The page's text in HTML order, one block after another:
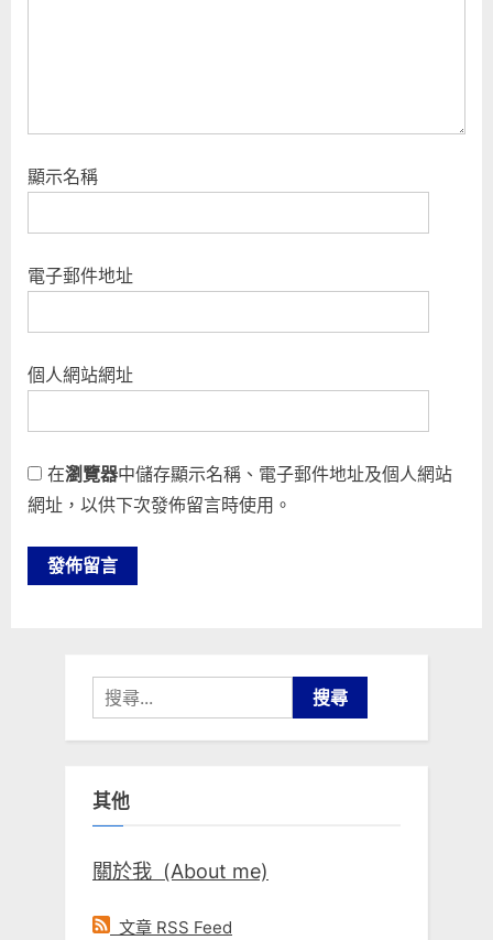
顯示名稱
電子郵件地址
個人網站網址
在瀏覽器中儲存顯示名稱、電子郵件地址及個人網站
網址，以供下次發佈留言時使用。
搜
尋
關
字:
其他
關於我 (About me)
文章 RSS Feed